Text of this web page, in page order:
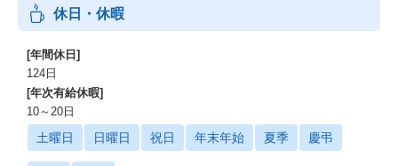
休日・休暇
[年間休日]
124日
[年次有給休暇]
10～20日
土曜日 日曜日 祝日 年末年始 夏季 慶弔